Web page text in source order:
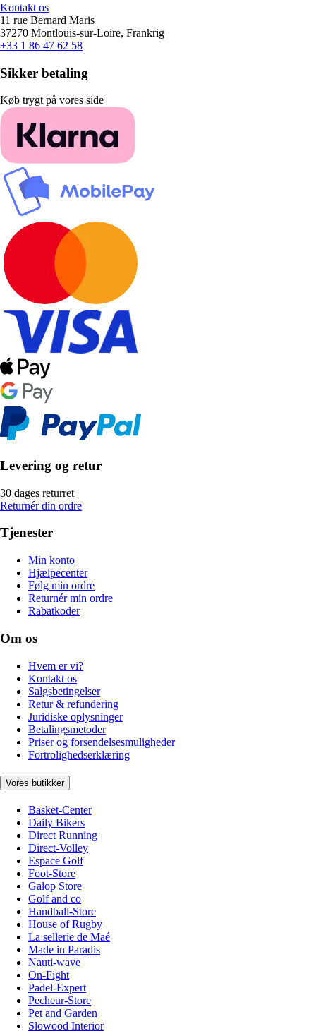
Kontakt os
11 rue Bernard Maris
37270 Montlouis-sur-Loire, Frankrig
+33 1 86 47 62 58
Sikker betaling
Køb trygt på vores side
Levering og retur
30 dages returret
Returnér din ordre
Tjenester
Min konto
Hjælpecenter
Følg min ordre
Returnér min ordre
Rabatkoder
Om os
Hvem er vi?
Kontakt os
Salgsbetingelser
Retur & refundering
Juridiske oplysninger
Betalingsmetoder
Priser og forsendelsesmuligheder
Fortrolighedserklæring
Vores butikker
Basket-Center
Daily Bikers
Direct Running
Direct-Volley
Espace Golf
Foot-Store
Galop Store
Golf and co
Handball-Store
House of Rugby
La sellerie de Maé
Made in Paradis
Nauti-wave
On-Fight
Padel-Expert
Pecheur-Store
Pet and Garden
Slowood Interior